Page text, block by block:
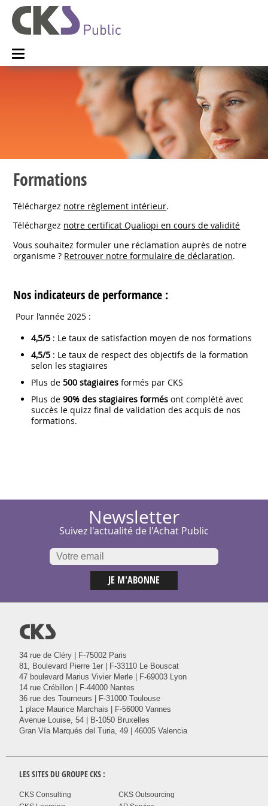
Formations
Téléchargez notre règlement intérieur.
Téléchargez notre certificat Qualiopi en cours de validité
Vous souhaitez formuler une réclamation auprès de notre
organisme ? Retrouver notre formulaire de déclaration.
Nos indicateurs de performance :
Pour l’année 2025 :
4,5/5 : Le taux de satisfaction moyen de nos formations
4,5/5 : Le taux de respect des objectifs de la formation
selon les stagiaires
Plus de500 stagiaires formés par CKS
Plus de90% des stagiaires formés ont complété avec
succès le quizz final de validation des acquis de nos
formations.
Newsletter
Suivez l'actualité de l'Achat Public
@
34 rue de Cléry | F-75002 Paris
81, Boulevard Pierre 1er | F-33110 Le Bouscat
47 boulevard Marius Vivier Merle | F-69003 Lyon
14 rue Crébillon | F-44000 Nantes
36 rue des Tourneurs | F-31000 Toulouse
1 place Maurice Marchais | F-56000 Vannes
Avenue Louise, 54 | B-1050 Bruxelles
Gran Vía Marqués del Turia, 49 | 46005 Valencia
LES SITES DU GROUPECKS :
CKS Consulting
CKS Outsourcing